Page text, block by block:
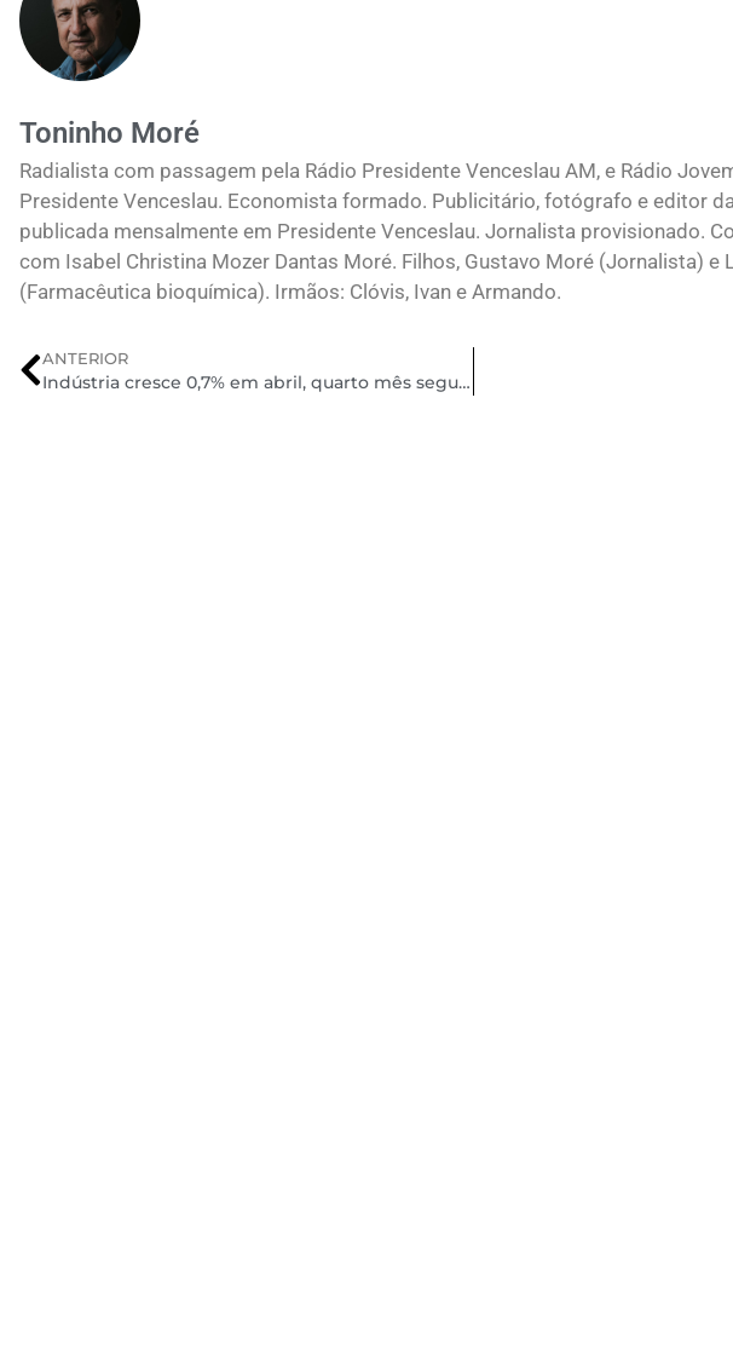
Toninho Moré
Radialista com passagem pela Rádio Presidente Venceslau AM, e Rádio
Presidente Venceslau. Economista formado. Publicitário, fotógrafo e editor
publicada mensalmente em Presidente Venceslau. Jornalista provisionado.
com Isabel Christina Mozer Dantas Moré. Filhos, Gustavo Moré (Jornalista) e
(Farmacêutica bioquímica). Irmãos: Clóvis, Ivan e Armando.
ANTERIOR
Indústria cresce 0,7% em abril, quarto mês seguido de avanço